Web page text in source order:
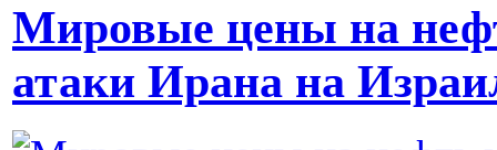
Мировые цены на
атаки Ирана на